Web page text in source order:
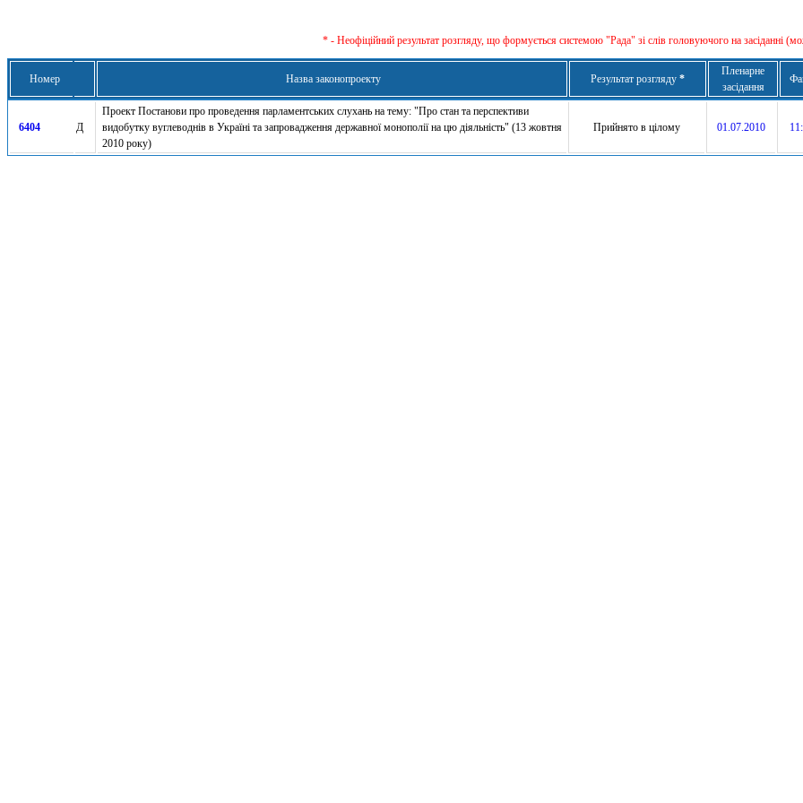
* - Неофіційний результат розгляду, що формується сиcтемою "Рада" зі слів головуючого на засіданні
Номер Назва законопроекту Результат розгляду *
Пленарне
засідання
6404 Д
Проект Постанови про проведення парламентських слухань на тему: "Про стан та перспективи
видобутку вуглеводнів в Україні та запровадження державної монополії на цю діяльність" (13 жовтня
2010 року)
Прийнято в цілому 01.07.2010